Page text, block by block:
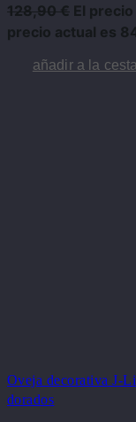
128,90€ El
precio actual es
añadir a la cesta
Oveja decorativa J-
dorados